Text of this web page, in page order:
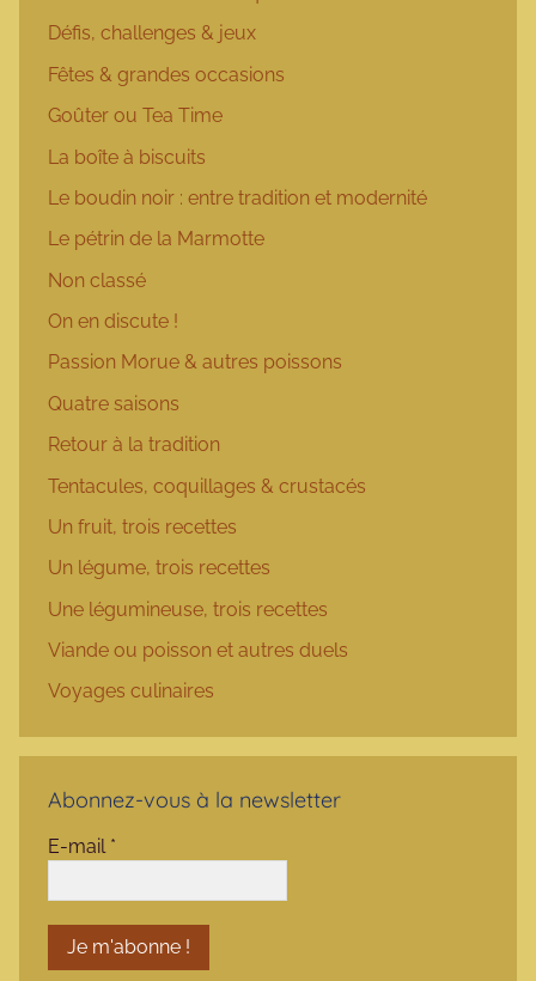
Défis, challenges & jeux
Fêtes & grandes occasions
Goûter ou Tea Time
La boîte à biscuits
Le boudin noir : entre tradition et modernité
Le pétrin de la Marmotte
Non classé
On en discute !
Passion Morue & autres poissons
Quatre saisons
Retour à la tradition
Tentacules, coquillages & crustacés
Un fruit, trois recettes
Un légume, trois recettes
Une légumineuse, trois recettes
Viande ou poisson et autres duels
Voyages culinaires
Abonnez-vous à la newsletter
E-mail *